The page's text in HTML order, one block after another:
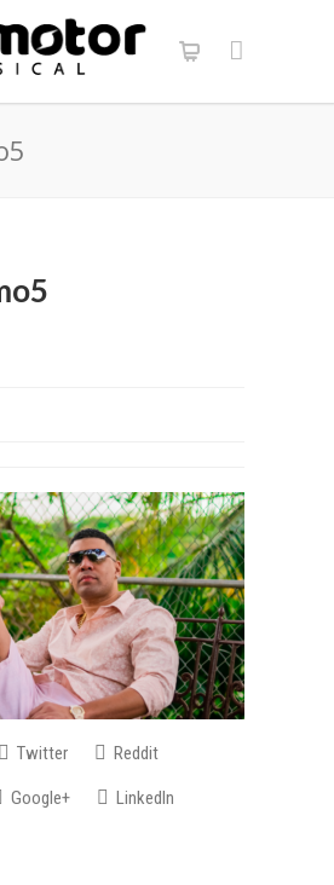
Twitter Reddit
Google+ LinkedIn